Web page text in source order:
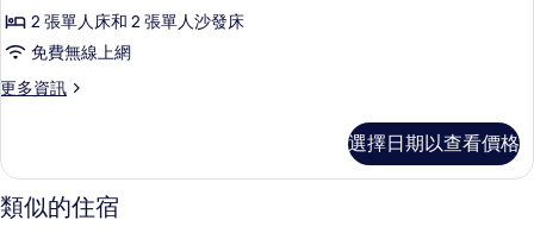
所
有
相
for
3days,MAX
的
非
吸
煙
市
景
2 張單人床和 2 張單人沙發床
免費無線上網
更多資訊
更
客
房,
非
選擇日期以查看價格
類似的住宿